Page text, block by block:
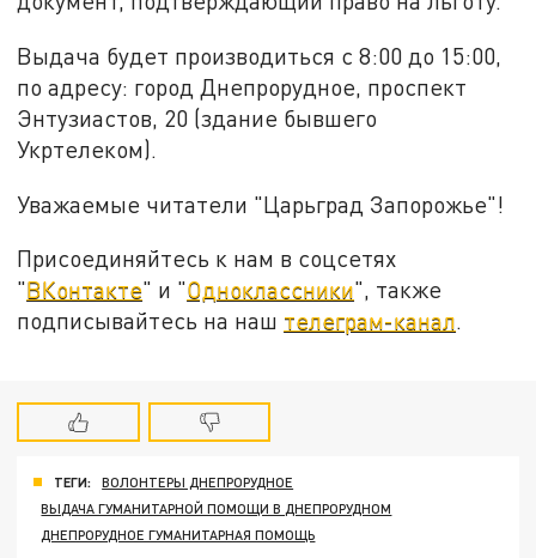
Выдача будет производиться с 8:00 до 15:00,
по адресу: город Днепрорудное, проспект
Энтузиастов, 20 (здание бывшего
Укртелеком).
Уважаемые читатели "Царьград Запорожье"!
Присоединяйтесь к нам в соцсетях
"ВКонтакте" и "Одноклассники", также
подписывайтесь на наш телеграм-канал.
ТЕГИ:
ВОЛОНТЕРЫ ДНЕПРОРУДНОЕ
ВЫДАЧА ГУМАНИТАРНОЙ ПОМОЩИ В ДНЕПРОРУДНОМ
ДНЕПРОРУДНОЕ ГУМАНИТАРНАЯ ПОМОЩЬ